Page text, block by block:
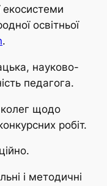
екосистеми
освітньої
.
науково-
педагога.
щодо
робіт.
і методичні